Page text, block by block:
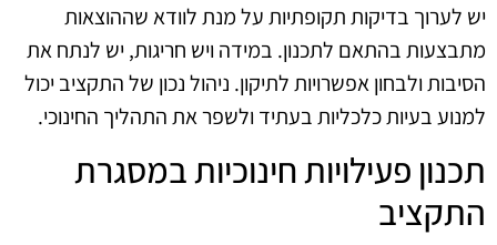
יש לערוך בדיקות תקופתיות על מנת לוודא שההוצאות
מתבצעות בהתאם לתכנון. במידה ויש חריגות, יש לנתח את
הסיבות ולבחון אפשרויות לתיקון. ניהול נכון של התקציב יכול
למנוע בעיות כלכליות בעתיד ולשפר את התהליך החינוכי.
תכנון פעילויות חינוכיות במסגרת
התקציב